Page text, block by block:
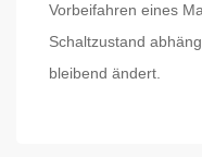
Vorbeifahren eines
Schaltzustand
bleibend ändert.